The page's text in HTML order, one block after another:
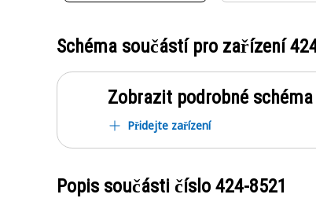
Schéma součástí pro zařízení
Zobrazit podrobné
Přidejte zařízení
Popis součásti číslo 424-8521